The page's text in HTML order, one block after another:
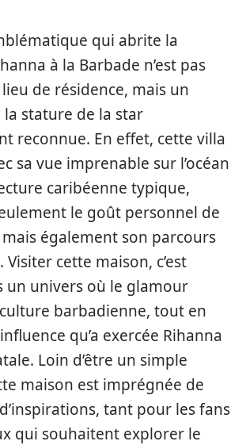
qui abrite la
à la Barbade n’est pas
lieu de résidence, mais un
stature de la star
reconnue. En effet, cette villa
sa vue imprenable sur l’océan
caribéenne typique,
le goût personnel de
également son parcours
cette maison, c’est
un univers où le glamour
barbadienne, tout en
qu’a exercée Rihanna
Loin d’être un simple
maison est imprégnée de
tant pour les fans
qui souhaitent explorer le